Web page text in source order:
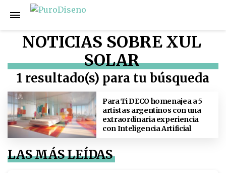
NOTICIAS SOBRE XUL
SOLAR
1 resultado(s) para tu búsqueda
Para Ti DECO homenajea a 5
artistas argentinos con una
extraordinaria experiencia
con Inteligencia Artificial
LAS MÁS LEÍDAS